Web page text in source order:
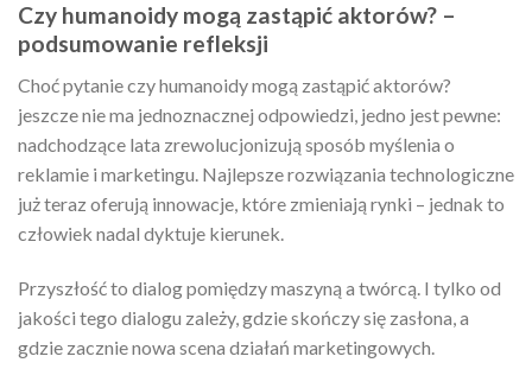
Czy humanoidy mogą zastąpić aktorów? –
podsumowanie refleksji
Choć pytanie czy humanoidy mogą zastąpić aktorów?
jeszcze nie ma jednoznacznej odpowiedzi, jedno jest pewne:
nadchodzące lata zrewolucjonizują sposób myślenia o
reklamie i marketingu. Najlepsze rozwiązania technologiczne
już teraz oferują innowacje, które zmieniają rynki – jednak to
człowiek nadal dyktuje kierunek.
Przyszłość to dialog pomiędzy maszyną a twórcą. I tylko od
jakości tego dialogu zależy, gdzie skończy się zasłona, a
gdzie zacznie nowa scena działań marketingowych.